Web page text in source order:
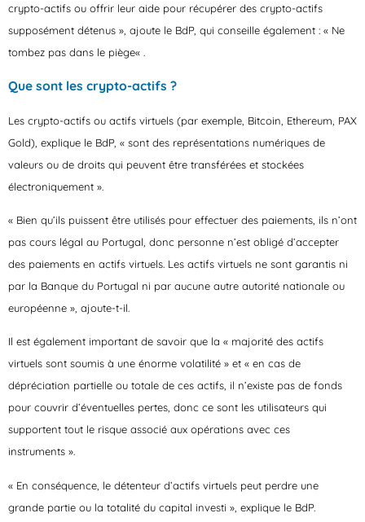
crypto-actifs ou offrir leur aide pour récupérer des crypto-actifs
supposément détenus », ajoute le BdP, qui conseille également : « Ne
tombez pas dans le piège« .
Que sont les crypto-actifs ?
Les crypto-actifs ou actifs virtuels (par exemple, Bitcoin, Ethereum, PAX
Gold), explique le BdP, « sont des représentations numériques de
valeurs ou de droits qui peuvent être transférées et stockées
électroniquement ».
« Bien qu’ils puissent être utilisés pour effectuer des paiements, ils n’ont
pas cours légal au Portugal, donc personne n’est obligé d’accepter
des paiements en actifs virtuels. Les actifs virtuels ne sont garantis ni
par la Banque du Portugal ni par aucune autre autorité nationale ou
européenne », ajoute-t-il.
Il est également important de savoir que la « majorité des actifs
virtuels sont soumis à une énorme volatilité » et « en cas de
dépréciation partielle ou totale de ces actifs, il n’existe pas de fonds
pour couvrir d’éventuelles pertes, donc ce sont les utilisateurs qui
supportent tout le risque associé aux opérations avec ces
instruments ».
« En conséquence, le détenteur d’actifs virtuels peut perdre une
grande partie ou la totalité du capital investi », explique le BdP.